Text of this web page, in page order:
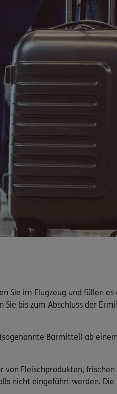
Sie im Flugzeug und füllen
bis zum Abschluss der
Barmittel) ab
von Fleischprodukten,
nicht eingeführt werden. Die